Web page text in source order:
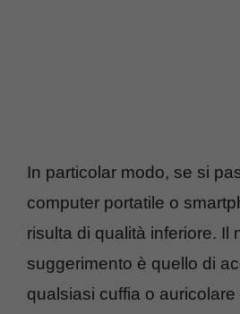
In particolar modo, se si
computer portatile o
risulta di qualità inferiore. Il
suggerimento è quello di
qualsiasi cuffia o